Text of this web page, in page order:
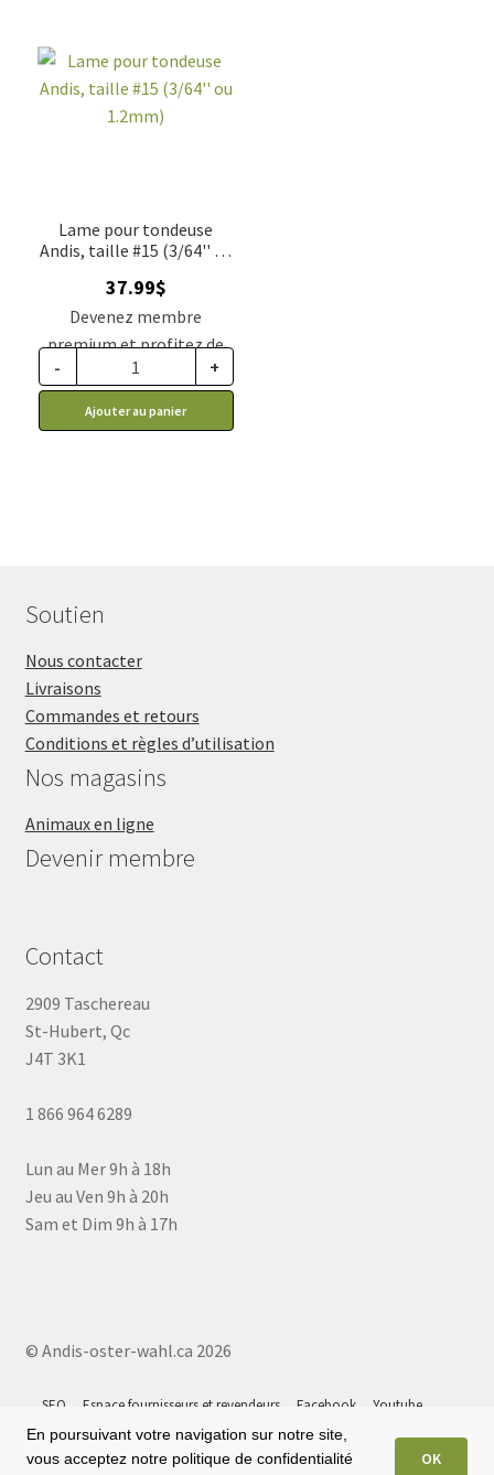
Lame pour tondeuse
Andis, taille #15 (3/64'' ou
37.99$
Devenez membre
premium et profitez de
ce prix rabais : 31.34$ CA
- +
Ajouter au panier
Soutien
Nous contacter
Livraisons
Commandes et retours
Conditions et règles d’utilisation
Nos magasins
Animaux en ligne
Devenir membre
Contact
2909 Taschereau
St-Hubert, Qc
J4T 3K1
1 866 964 6289
Lun au Mer 9h à 18h
Jeu au Ven 9h à 20h
Sam et Dim 9h à 17h
© Andis-oster-wahl.ca 2026
SEO Espace fournisseurs et revendeurs Facebook
Youtube
Instagram
Tiktok Google 5⭐ Plan du site
En poursuivant votre navigation sur notre site,
vous acceptez notre politique de confidentialité
OK